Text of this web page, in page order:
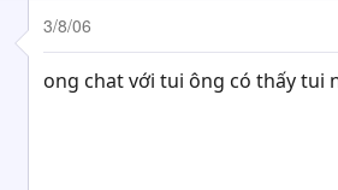
3/8/06
ong chat với tui ông có thấy tui